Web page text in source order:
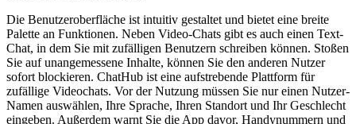
Die Benutzeroberfläche ist intuitiv gestaltet und bietet eine breite
Palette an Funktionen. Neben Video-Chats gibt es auch einen Text-
Chat, in dem Sie mit zufälligen Benutzern schreiben können. Stoßen
Sie auf unangemessene Inhalte, können Sie den anderen Nutzer
sofort blockieren. ChatHub ist eine aufstrebende Plattform für
zufällige Videochats. Vor der Nutzung müssen Sie nur einen Nutzer-
Namen auswählen, Ihre Sprache, Ihren Standort und Ihr Geschlecht
eingeben. Außerdem warnt Sie die App davor, Handynummern und